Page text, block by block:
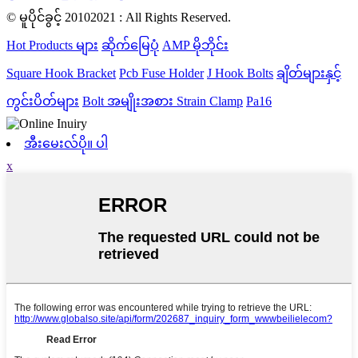
© မူပိုင်ခွင့် 20102021 : All Rights Reserved.
Hot Products များ ဆိုက်မြေပုံ AMP မိုဘိုင်း
Square Hook Bracket Pcb Fuse Holder J Hook Bolts ချိတ်များနှင့်
ကွင်းပိတ်များ Bolt အမျိုးအစား Strain Clamp Pa16
အီးမေးလ်ပို။ ပါ
x